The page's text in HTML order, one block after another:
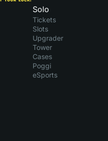
Solo
Tickets
Slots
Upgrader
Tower
Cases
Poggi
eSports